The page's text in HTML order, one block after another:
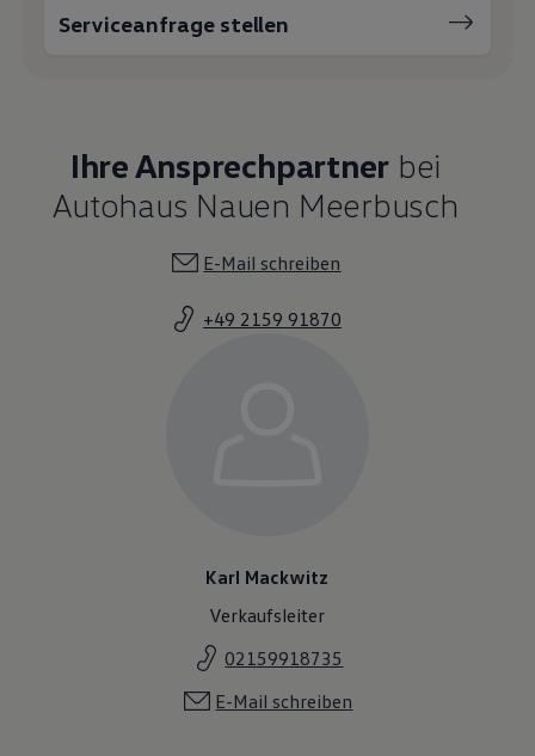
Serviceanfrage stellen
Ihre Ansprechpartner bei
Autohaus Nauen Meerbusch
E-Mail schreiben
+49 2159 91870
Karl Mackwitz
Verkaufsleiter
02159918735
E-Mail schreiben